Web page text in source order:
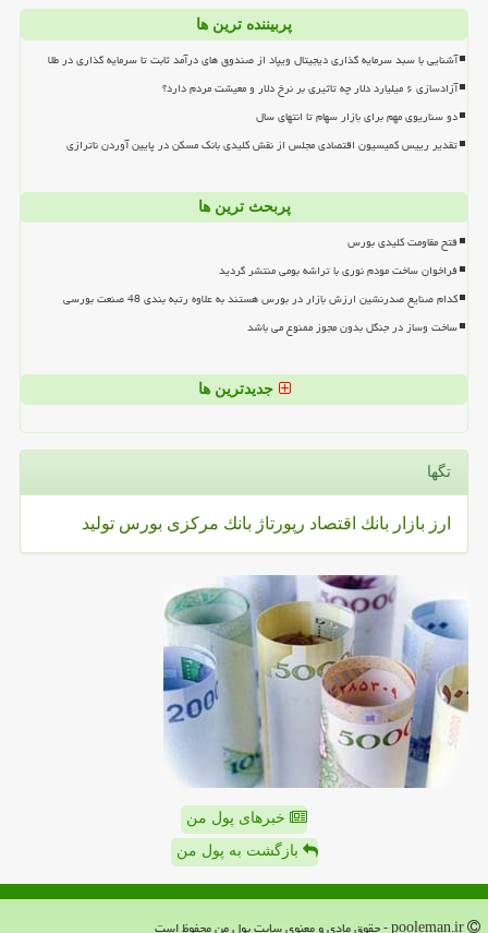
پربیننده ترین ها
آشنایی با سبد سرمایه گذاری دیجیتال ویپاد از صندوق های درآمد ثابت تا سرمایه گذاری در طلا
آزادسازی ۶ میلیارد دلار چه تاثیری بر نرخ دلار و معیشت مردم دارد؟
دو سناریوی مهم برای بازار سهام تا انتهای سال
تقدیر رییس کمیسیون اقتصادی مجلس از نقش کلیدی بانک مسکن در پایین آوردن ناترازی
پربحث ترین ها
فتح مقاومت کلیدی بورس
فراخوان ساخت مودم نوری با تراشه بومی منتشر گردید
کدام صنایع صدرنشین ارزش بازار در بورس هستند به علاوه رتبه بندی 48 صنعت بورسی
ساخت وساز در جنگل بدون مجوز ممنوع می باشد
جدیدترین ها
تگها
ارز بازار بانك اقتصاد رپورتاژ بانك مركزی بورس تولید
خبرهای پول من
بازگشت به پول من